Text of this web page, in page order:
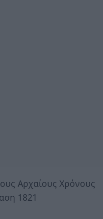
Αρχαίους Χρόνους
1821